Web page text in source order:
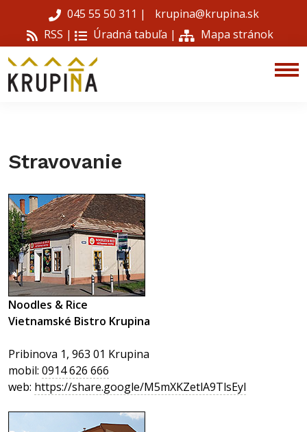
045 55 50 311 |
krupina@krupina.sk
RSS |
Úradná tabuľa | Mapa stránok
Stravovanie
Noodles & Rice
Vietnamské Bistro Krupina
Pribinova 1, 963 01 Krupina
mobil: 0914 626 666
web: https://share.google/M5mXKZetlA9TlsEyl